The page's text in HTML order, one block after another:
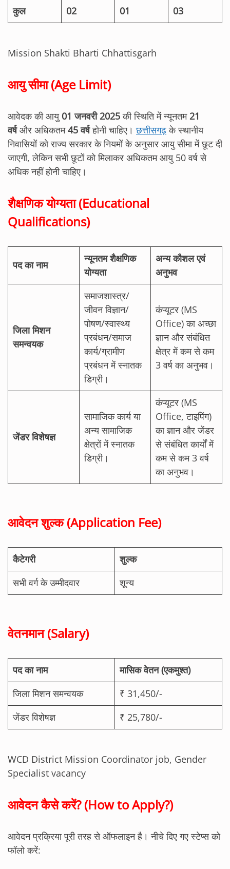
कुल 02 01 03
Mission Shakti Bharti Chhattisgarh
आयु सीमा (Age Limit)
आवेदक की आयु 01 जनवरी 2025की स्थिति में न्यूनतम 21
वर्षऔर अधिकतम45 वर्षहोनी चाहिए।छत्तीसगढ़के स्थानीय
निवासियों को राज्य सरकार के नियमों के अनुसार आयु सीमा में छूट दी
जाएगी, लेकिन सभी छूटों को मिलाकर अधिकतम आयु 50 वर्ष से
अधिक नहीं होनी चाहिए।
शैक्षणिक योग्यता (Educational
Qualifications)
पद का नाम
न्यूनतम शैक्षणिक
योग्यता
अन्य कौशल एवं
अनुभव
जिला मिशन
समन्वयक
समाजशास्त्र/
जीवन विज्ञान/
पोषण/स्वास्थ्य
प्रबंधन/समाज
कार्य/ग्रामीण
प्रबंधन में स्नातक
डिग्री।
कंप्यूटर (MS
Office) का अच्छा
ज्ञान और संबंधित
क्षेत्र में कम से कम
3 वर्ष का अनुभव।
जेंडर विशेषज्ञ
सामाजिक कार्य या
अन्य सामाजिक
क्षेत्रों में स्नातक
डिग्री।
कंप्यूटर (MS
Office, टाइपिंग)
का ज्ञान और जेंडर
से संबंधित कार्यों में
कम से कम 3 वर्ष
का अनुभव।
आवेदन शुल्क (Application Fee)
कैटेगरी
शुल्क
सभी वर्ग के उम्मीदवार
शून्य
वेतनमान (Salary)
पद का नाम
मासिक वेतन (एकमुश्त)
जिला मिशन समन्वयक
₹ 31,450/-
जेंडर विशेषज्ञ
₹ 25,780/-
WCD District Mission Coordinator job, Gender
Specialist vacancy
आवेदन कैसे करें? (How to Apply?)
आवेदन प्रक्रिया पूरी तरह से ऑफलाइन है। नीचे दिए गए स्टेप्स को
फॉलो करें: